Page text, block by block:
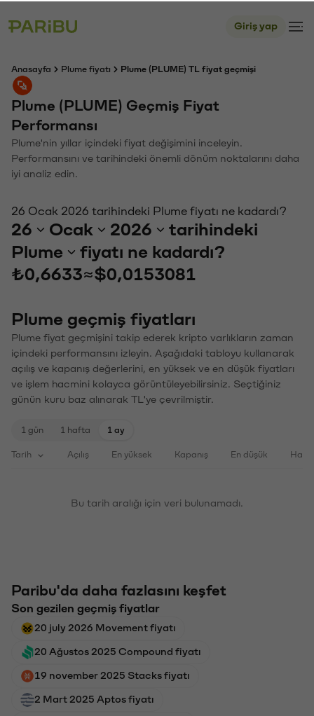
Giriş yap
Anasayfa Plume fiyatı Plume (PLUME) TL fiyat geçmişi
Plume (PLUME) Geçmiş Fiyat
Performansı
Plume'nin yıllar içindeki fiyat değişimini inceleyin.
Performansını ve tarihindeki önemli dönüm noktalarını daha
iyi analiz edin.
26 Ocak 2026 tarihindeki Plume fiyatı ne kadardı?
26 Ocak 2026
tarihindeki
Plume
fiyatı ne kadardı?
₺0,6633≈$0,0153081
Plume geçmiş fiyatları
Plume fiyat geçmişini takip ederek kripto varlıkların zaman
içindeki performansını izleyin. Aşağıdaki tabloyu kullanarak
açılış ve kapanış değerlerini, en yüksek ve en düşük fiyatları
ve işlem hacmini kolayca görüntüleyebilirsiniz. Seçtiğiniz
günün kuru baz alınarak TL'ye çevrilmiştir.
1 gün 1 hafta 1 ay
Tarih Açılış En yüksek Kapanış En düşük
Bu tarih aralığı için veri bulunamadı.
Paribu'da daha fazlasını keşfet
Son gezilen geçmiş fiyatlar
20 july 2026 Movement fiyatı
20 Ağustos 2025 Compound fiyatı
19 november 2025 Stacks fiyatı
2 Mart 2025 Aptos fiyatı